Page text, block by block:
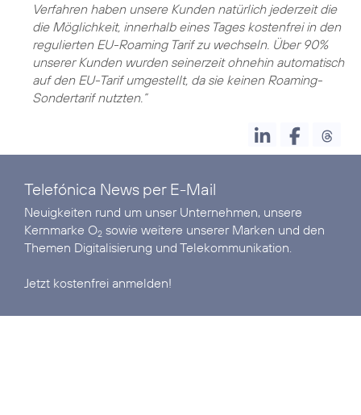
Verfahren haben unsere Kunden natürlich jederzeit die
die Möglichkeit, innerhalb eines Tages kostenfrei in den
regulierten EU-Roaming Tarif zu wechseln. Über 90%
unserer Kunden wurden seinerzeit ohnehin automatisch
auf den EU-Tarif umgestellt, da sie keinen Roaming-
Sondertarif nutzten.“
Telefónica News per E-Mail
Neuigkeiten rund um unser Unternehmen, unsere
Kernmarke O2 sowie weitere unserer Marken und den
Themen Digitalisierung und Telekommunikation.
Jetzt kostenfrei anmelden!